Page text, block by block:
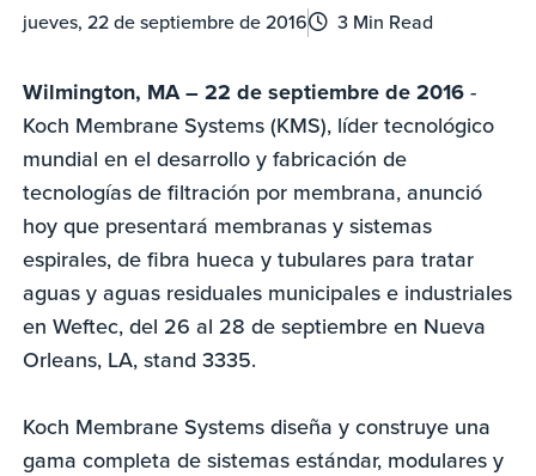
jueves, 22 de septiembre de 2016 3 Min Read
Wilmington, MA – 22 de septiembre de 2016 -
Koch Membrane Systems (KMS), líder tecnológico
mundial en el desarrollo y fabricación de
tecnologías de filtración por membrana, anunció
hoy que presentará membranas y sistemas
espirales, de fibra hueca y tubulares para tratar
aguas y aguas residuales municipales e industriales
en Weftec, del 26 al 28 de septiembre en Nueva
Orleans, LA, stand 3335.
Koch Membrane Systems diseña y construye una
gama completa de sistemas estándar, modulares y